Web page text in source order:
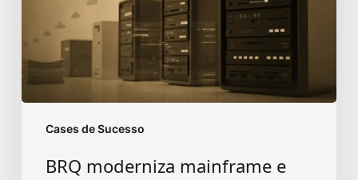
Cases de Sucesso
AWS
BRQ moderniza mainframe e